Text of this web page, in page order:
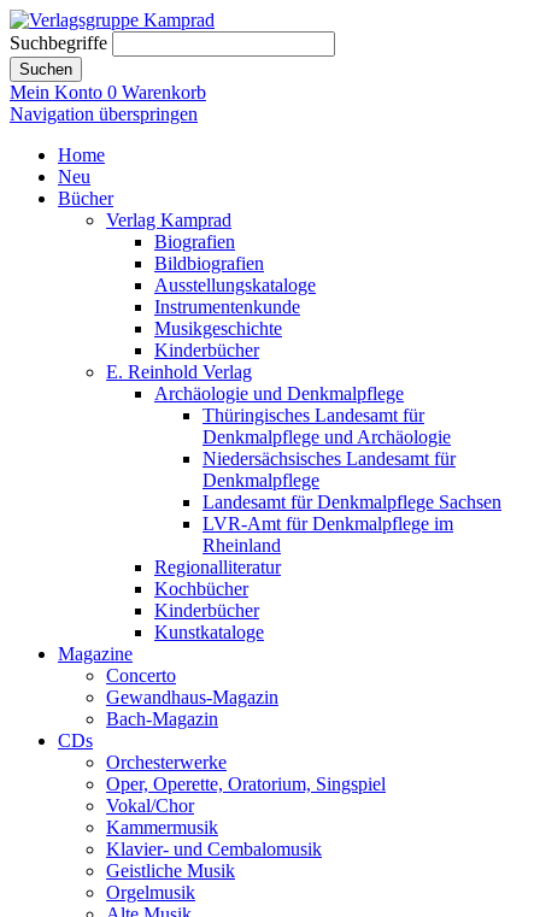
Suchbegriffe
Suchen
Mein Konto 0 Warenkorb
Navigation überspringen
Home
Neu
Bücher
Verlag Kamprad
Biografien
Bildbiografien
Ausstellungskataloge
Instrumentenkunde
Musikgeschichte
Kinderbücher
E. Reinhold Verlag
Archäologie und Denkmalpflege
Thüringisches Landesamt für
Denkmalpflege und Archäologie
Niedersächsisches Landesamt für
Denkmalpflege
Landesamt für Denkmalpflege Sachsen
LVR-Amt für Denkmalpflege im
Rheinland
Regionalliteratur
Kochbücher
Kinderbücher
Kunstkataloge
Magazine
Concerto
Gewandhaus-Magazin
Bach-Magazin
CDs
Orchesterwerke
Oper, Operette, Oratorium, Singspiel
Vokal/Chor
Kammermusik
Klavier- und Cembalomusik
Geistliche Musik
Orgelmusik